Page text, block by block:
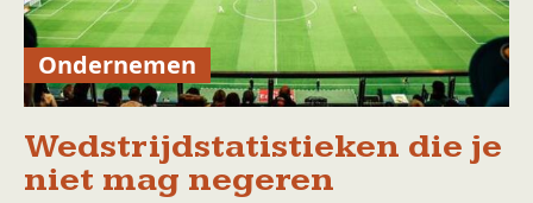
Ondernemen
Wedstrijdstatistieken die je
niet mag negeren